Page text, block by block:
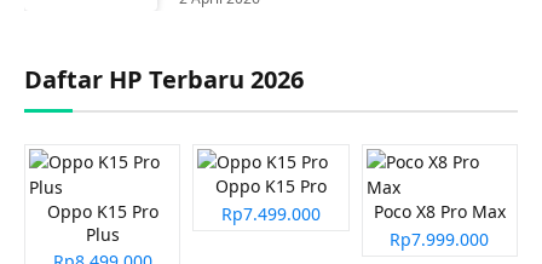
Daftar HP Terbaru 2026
Oppo K15 Pro
Plus
Oppo K15 Pro
Rp7.499.000
Poco X8 Pro Max
Rp7.999.000